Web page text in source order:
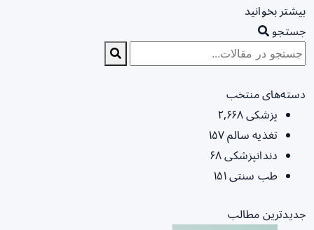
بیشتر بخوانید
جستجو
دسته‌های منتخب
پزشکی۲,۶۶۸
تغذیه سالم۱۵۷
دندانپزشکی۶۸
طب سنتی۱۵۱
جدیدترین مطالب